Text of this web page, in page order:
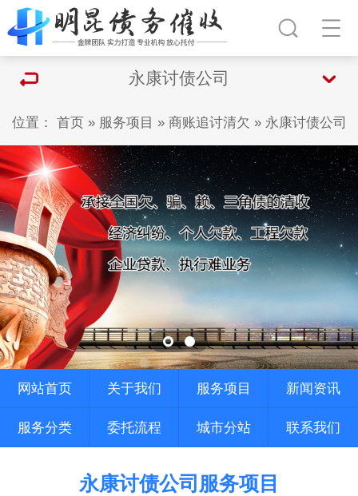
永康讨债公司
位置： 首页» 服务项目 » 商账追讨清欠 » 永康讨债公司
网站首页 关于我们 服务项目 新闻资讯
服务分类 委托流程 城市分站 联系我们
永康讨债公司服务项目